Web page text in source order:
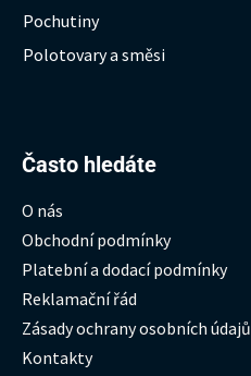
Pochutiny
Polotovary a směsi
Často hledáte
O nás
Obchodní podmínky
Platební a dodací podmínky
Reklamační řád
Zásady ochrany osobních údajů
Kontakty
Hledat: